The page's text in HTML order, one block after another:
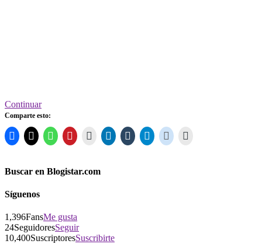
Continuar
Comparte esto:
Buscar en Blogistar.com
Síguenos
1,396FansMe gusta
24SeguidoresSeguir
10,400SuscriptoresSuscribirte